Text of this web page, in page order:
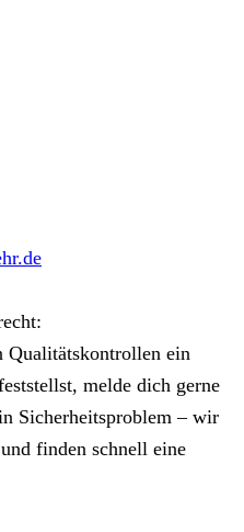
Qualitätskontrollen ein
melde dich gerne
Sicherheitsproblem – wir
finden schnell eine